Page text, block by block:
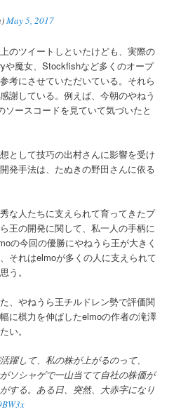
May 5, 2017
のツイートしといたけども、実際の
や魔女、Stockfishなど多くのオープ
考にさせていただいている。それら
謝している。例えば、今朝のやねう
ソースコードを見ていて気づいたと
として技巧の出村さんに影響を受け
発手法は、たぬきの野田さんに依る
な人たちに支えられて育ってきたプ
王の開発に関して、私一人の手柄に
の今回の優勝にやねうら王が大きく
それはelmoが多くの人に支えられて
う。
、やねうら王チルドレン勢で評価関
に棋力を伸ばしたelmoの作者の滝澤
い。
躍して、私の株が上がるのって、
ソシャゲで一山当てて自社の株価が
する。ある日、突然、大赤字になり